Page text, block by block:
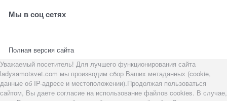
Мы в соц сетях
Полная версия сайта
Уважаемый посетитель! Для лучшего функционирования сайта
ladysamotsvet.com мы производим сбор Ваших метаданных (cookie,
данные об IP-адресе и местоположении).Продолжая пользоваться
сайтом, Вы даете согласие на использование файлов cookies. В случае,